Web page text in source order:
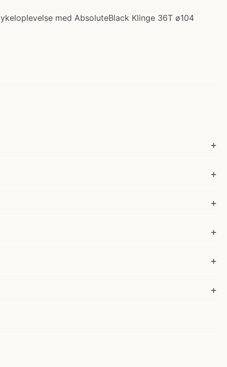
med AbsoluteBlack Klinge 36T ø104